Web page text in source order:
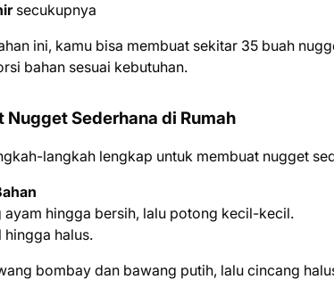
secukupnya
ini, kamu bisa membuat sekitar 35 buah
bahan sesuai kebutuhan.
Nugget Sederhana di Rumah
langkah lengkap untuk membuat nugget
ayam hingga bersih, lalu potong kecil-kecil.
hingga halus.
bombay dan bawang putih, lalu cincang